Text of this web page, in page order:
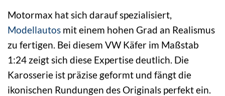
Motormax hat sich darauf spezialisiert,
Modellautos mit einem hohen Grad an Realismus
zu fertigen. Bei diesem VW Käfer im Maßstab
1:24 zeigt sich diese Expertise deutlich. Die
Karosserie ist präzise geformt und fängt die
ikonischen Rundungen des Originals perfekt ein.